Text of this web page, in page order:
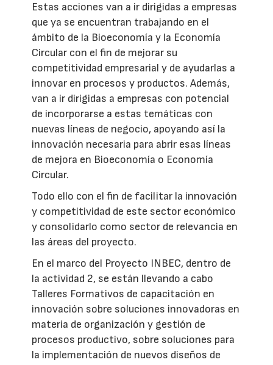
Estas acciones van a ir dirigidas a empresas
que ya se encuentran trabajando en el
ámbito de la Bioeconomía y la Economía
Circular con el fin de mejorar su
competitividad empresarial y de ayudarlas a
innovar en procesos y productos. Además,
van a ir dirigidas a empresas con potencial
de incorporarse a estas temáticas con
nuevas líneas de negocio, apoyando así la
innovación necesaria para abrir esas líneas
de mejora en Bioeconomía o Economía
Circular.
Todo ello con el fin de facilitar la innovación
y competitividad de este sector económico
y consolidarlo como sector de relevancia en
las áreas del proyecto.
En el marco del Proyecto INBEC, dentro de
la actividad 2, se están llevando a cabo
Talleres Formativos de capacitación en
innovación sobre soluciones innovadoras en
materia de organización y gestión de
procesos productivo, sobre soluciones para
la implementación de nuevos diseños de